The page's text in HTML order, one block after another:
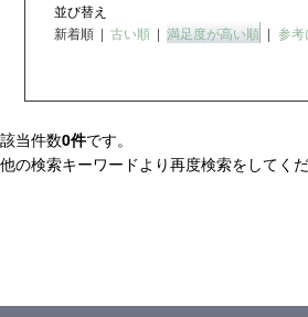
並び替え
新着順 | 古い順 | 満足度が高い順 | 参考
該当件数0件です。
他の検索キーワードより再度検索をしてくだ